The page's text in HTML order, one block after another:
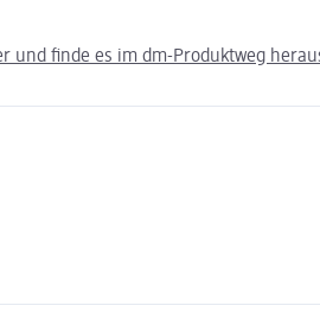
und finde es im dm-Produktweg